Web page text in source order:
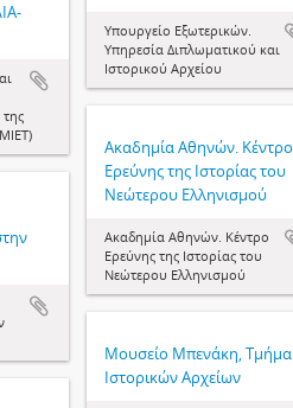
Υπουργείο Εξωτερικών.
Υπηρεσία Διπλωματικού και
Ιστορικού Αρχείου
Ακαδημία Αθηνών. Κέντρο
Ερεύνης της Ιστορίας του
Νεώτερου Ελληνισμού
Ακαδημία Αθηνών. Κέντρο
Ερεύνης της Ιστορίας του
Νεώτερου Ελληνισμού
Μουσείο Μπενάκη, Τμήμα
Ιστορικών Αρχείων